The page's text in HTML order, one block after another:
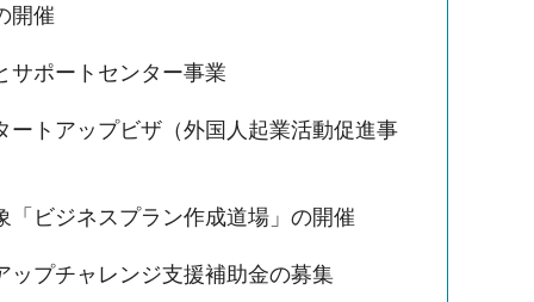
開催
サポートセンター事業
ートアップビザ（外国人起業活動促進事
「ビジネスプラン作成道場」の開催
ップチャレンジ支援補助金の募集